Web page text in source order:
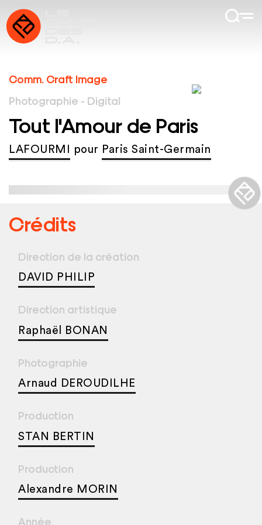
Comm. Craft Image
Photographie - Digital
Tout l'Amour de Paris
LAFOURMI pour Paris Saint-Germain
Crédits
Direction de la création
DAVID PHILIP
Direction artistique
Raphaël BONAN
Photographie
Arnaud DEROUDILHE
Production
STAN BERTIN
Production
Alexandre MORIN
Année